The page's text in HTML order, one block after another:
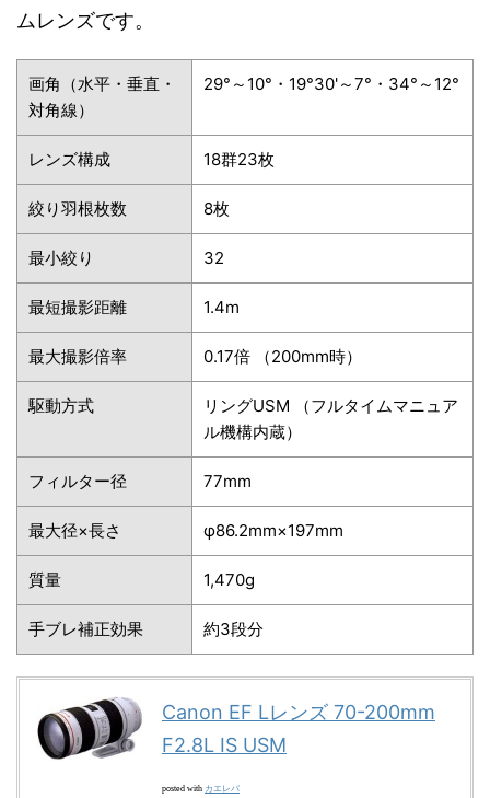
ムレンズです。
画角（水平・垂直・
対角線）
29°～10°・19°30'～7°・34°～12°
レンズ構成 18群23枚
絞り羽根枚数 8枚
最小絞り 32
最短撮影距離 1.4m
最大撮影倍率 0.17倍 （200mm時）
駆動方式
リングUSM （フルタイムマニュア
ル機構内蔵）
フィルター径 77mm
最大径×長さ φ86.2mm×197mm
質量 1,470g
手ブレ補正効果 約3段分
Canon EF Lレンズ 70-200mm
F2.8L IS USM
posted with カエレバ